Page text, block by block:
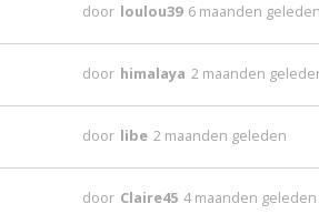
door loulou39 6 maanden
door himalaya 2 maanden
door libe 2 maanden geleden
door Claire45 4 maanden geleden